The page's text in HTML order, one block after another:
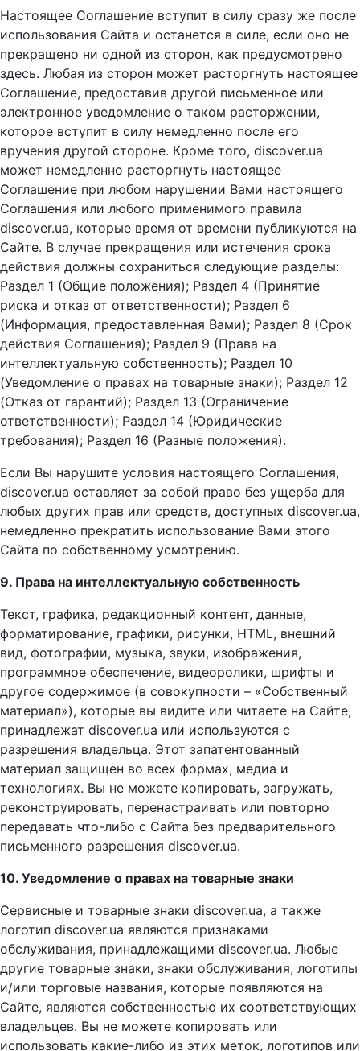
Настоящее Соглашение вступит в силу сразу же после
использования Сайта и останется в силе, если оно не
прекращено ни одной из сторон, как предусмотрено
здесь. Любая из сторон может расторгнуть настоящее
Соглашение, предоставив другой письменное или
электронное уведомление о таком расторжении,
которое вступит в силу немедленно после его
вручения другой стороне. Кроме того, discover.ua
может немедленно расторгнуть настоящее
Соглашение при любом нарушении Вами настоящего
Соглашения или любого применимого правила
discover.ua, которые время от времени публикуются на
Сайте. В случае прекращения или истечения срока
действия должны сохраниться следующие разделы:
Раздел 1 (Общие положения); Раздел 4 (Принятие
риска и отказ от ответственности); Раздел 6
(Информация, предоставленная Вами); Раздел 8 (Срок
действия Соглашения); Раздел 9 (Права на
интеллектуальную собственность); Раздел 10
(Уведомление о правах на товарные знаки); Раздел 12
(Отказ от гарантий); Раздел 13 (Ограничение
ответственности); Раздел 14 (Юридические
требования); Раздел 16 (Разные положения).
Если Вы нарушите условия настоящего Соглашения,
discover.ua оставляет за собой право без ущерба для
любых других прав или средств, доступных discover.ua,
немедленно прекратить использование Вами этого
Сайта по собственному усмотрению.
9. Права на интеллектуальную собственность
Текст, графика, редакционный контент, данные,
форматирование, графики, рисунки, HTML, внешний
вид, фотографии, музыка, звуки, изображения,
программное обеспечение, видеоролики, шрифты и
другое содержимое (в совокупности – «Собственный
материал»), которые вы видите или читаете на Сайте,
принадлежат discover.ua или используются с
разрешения владельца. Этот запатентованный
материал защищен во всех формах, медиа и
технологиях. Вы не можете копировать, загружать,
реконструировать, перенастраивать или повторно
передавать что-либо с Сайта без предварительного
письменного разрешения discover.ua.
10. Уведомление о правах на товарные знаки
Сервисные и товарные знаки discover.ua, а также
логотип discover.ua являются признаками
обслуживания, принадлежащими discover.ua. Любые
другие товарные знаки, знаки обслуживания, логотипы
и/или торговые названия, которые появляются на
Сайте, являются собственностью их соответствующих
владельцев. Вы не можете копировать или
использовать какие-либо из этих меток, логотипов или